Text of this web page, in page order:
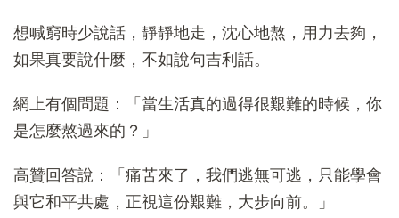
想喊窮時少說話，靜靜地走，沈心地熬，用力去夠，
如果真要說什麼，不如說句吉利話。
網上有個問題：「當生活真的過得很艱難的時候，你
是怎麼熬過來的？」
高贊回答說：「痛苦來了，我們逃無可逃，只能學會
與它和平共處，正視這份艱難，大步向前。」